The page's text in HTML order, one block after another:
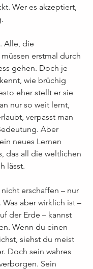
Wer es akzeptiert,
Alle, die
erstmal durch
gehen. Doch je
wie brüchig
eher stellt er sie
nur so weit lernt,
verpasst man
Aber
neues Lernen
das all die weltlichen
lässt.
erschaffen – nur
aber wirklich ist –
der Erde – kannst
Wenn du einen
siehst du meist
Doch sein wahres
Sein